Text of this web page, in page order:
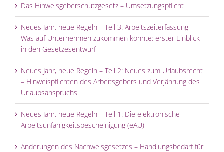
Das Hinweisgeberschutzgesetz – Umsetzungspflicht
Neues Jahr, neue Regeln – Teil 3: Arbeitszeiterfassung –
Was auf Unternehmen zukommen könnte; erster Einblick
in den Gesetzesentwurf
Neues Jahr, neue Regeln – Teil 2: Neues zum Urlaubsrecht
– Hinweispflichten des Arbeitsgebers und Verjährung des
Urlaubsanspruchs
Neues Jahr, neue Regeln – Teil 1: Die elektronische
Arbeitsunfähigkeitsbescheinigung (eAU)
Änderungen des Nachweisgesetzes – Handlungsbedarf für